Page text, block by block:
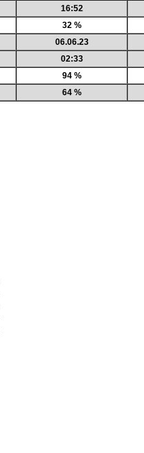
16:52
32 %
06.06.23
02:33
94 %
64 %